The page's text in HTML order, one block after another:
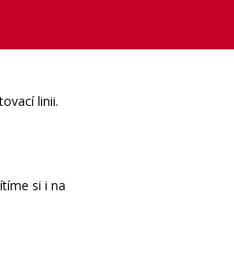
linii.
si i na